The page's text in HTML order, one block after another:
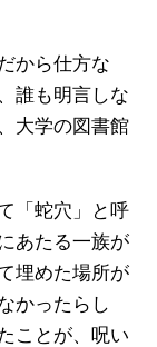
から仕方な
誰も明言しな
大学の図書館
「蛇穴」と呼
あたる一族が
埋めた場所が
かったらし
ことが、呪い